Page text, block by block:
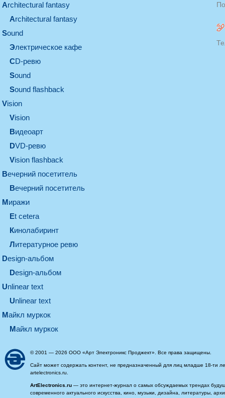
architectural fantasy
architectural fantasy
sound
электрическое кафе
CD-ревю
sound
Sound flashback
vision
vision
видеоарт
DVD-ревю
Vision flashback
вечерний посетитель
вечерний посетитель
миражи
et cetera
кинолабиринт
литературное ревю
design-альбом
design-альбом
unlinear text
Unlinear text
майкл муркок
майкл муркок
© 2001 — 2026 ООО «Арт Электроникс Проджект». Все права защищены.
Сайт может содержать контент, не предназначенный для лиц младше 18-ти
artelectronics.ru.
ArtElectronics.ru — это интернет-журнал о самых обсуждаемых трендах
современного актуального искусства, кино, музыки, дизайна, литературы,